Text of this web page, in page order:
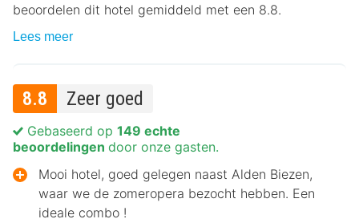
beoordelen dit hotel gemiddeld met een 8.8.
Lees meer
8.8 Zeer goed
Gebaseerd op 149 echte
beoordelingen door onze gasten.
Mooi hotel, goed gelegen naast Alden Biezen,
waar we de zomeropera bezocht hebben. Een
ideale combo !